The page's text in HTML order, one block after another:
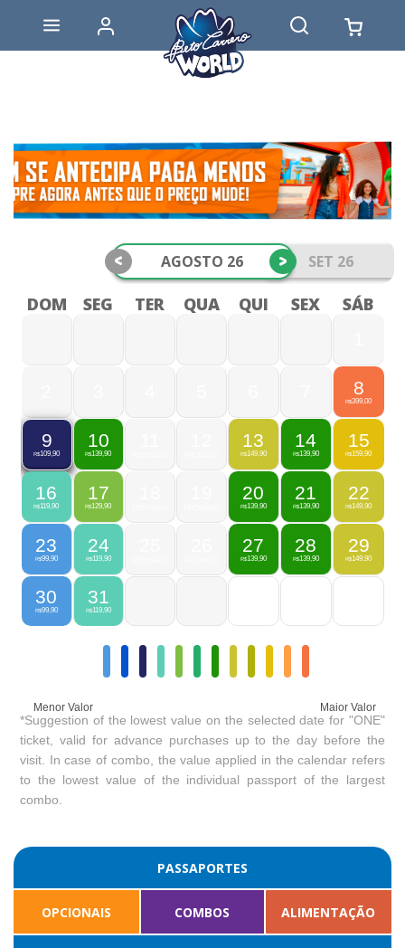
AGOSTO 26 SET 26
< >
DOM SEG TER QUA QUI SEX SÁB
8
R$399,00
9
R$109,90
10
R$139,90
13
R$149,90
14
R$139,90
15
R$159,90
16
R$119,90
17
R$129,90
20
R$139,90
21
R$139,90
22
R$149,90
23
R$99,90
24
R$119,90
27
R$139,90
28
R$139,90
29
R$149,90
30
R$99,90
31
R$119,90
Menor Valor Maior Valor
*Suggestion of the lowest value on the selected date for "ONE"
ticket, valid for advance purchases up to the day before the
visit. In case of combo, the value applied in the calendar refers
to the lowest value of the individual passport of the largest
combo.
PASSAPORTES
OPCIONAIS COMBOS ALIMENTAÇÃO